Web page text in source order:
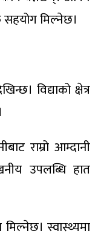
सहयोग मिल्नेछ।
विद्याको क्षेत्र
राम्रो आम्दानी
उपलब्धि हात
स्वास्थ्यमा